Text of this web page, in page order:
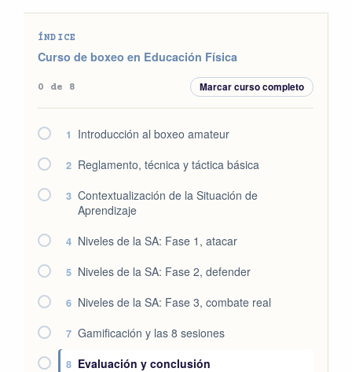
ÍNDICE
Curso de boxeo en Educación Física
0 de 8 Marcar curso completo
1 Introducción al boxeo amateur
2 Reglamento, técnica y táctica básica
3 Contextualización de la Situación de
Aprendizaje
4 Niveles de la SA: Fase 1, atacar
5 Niveles de la SA: Fase 2, defender
6 Niveles de la SA: Fase 3, combate real
7 Gamificación y las 8 sesiones
8 Evaluación y conclusión